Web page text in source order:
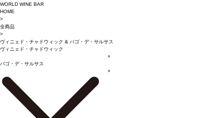
WORLD WINE BAR
HOME
>
全商品
>
ヴィニェド・チャドウィック & パゴ・デ・サルサス
ヴィニェド・チャドウィック
×
パゴ・デ・サルサス
×